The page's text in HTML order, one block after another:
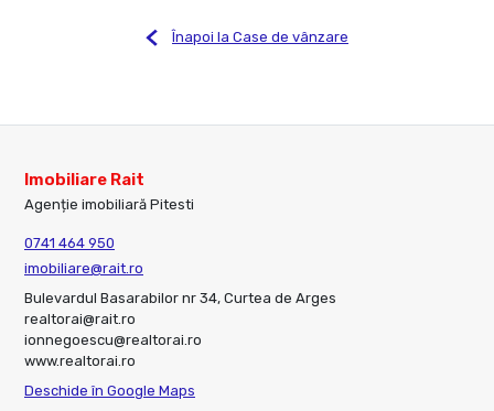
Înapoi la Case de vânzare
Imobiliare Rait
Agenție imobiliară Pitesti
0741 464 950
imobiliare@rait.ro
Bulevardul Basarabilor nr 34, Curtea de Arges
realtorai@rait.ro
ionnegoescu@realtorai.ro
www.realtorai.ro
Deschide în Google Maps